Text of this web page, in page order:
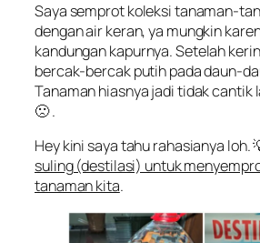
Saya semprot koleksi tanaman-
dengan air keran, ya mungkin
kandungan kapurnya. Setelah
bercak-bercak putih pada daun-
Tanaman hiasnya jadi tidak cantik
🙁 .
Hey kini saya tahu rahasianya loh.
suling (destilasi) untuk
tanaman kita.